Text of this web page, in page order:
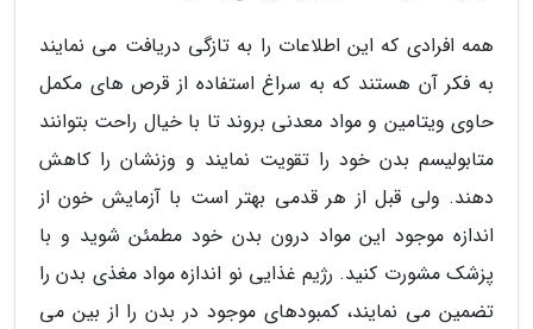
همه افرادی که این اطلاعات را به تازگی دریافت می نمایند
به فکر آن هستند که به سراغ استفاده از قرص های مکمل
حاوی ویتامین و مواد معدنی بروند تا با خیال راحت بتوانند
متابولیسم بدن خود را تقویت نمایند و وزنشان را کاهش
دهند. ولی قبل از هر قدمی بهتر است با آزمایش خون از
اندازه موجود این مواد درون بدن خود مطمئن شوید و با
پزشک مشورت کنید. رژیم غذایی نو اندازه مواد مغذی بدن را
تضمین می نمایند، کمبودهای موجود در بدن را از بین می